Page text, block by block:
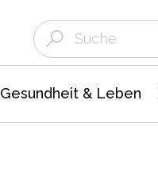
Gesundheit & Leben